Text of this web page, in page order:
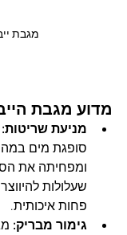
מגבת
מדוע מגבת
מניעת שריטות:
סופגת מים
ומפחיתה את
שעלולות
פחות איכותית.
גימור מבריק: